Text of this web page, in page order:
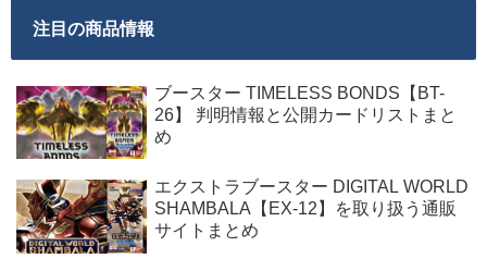
注目の商品情報
ブースター TIMELESS BONDS【BT-
26】 判明情報と公開カードリストまと
め
エクストラブースター DIGITAL WORLD
SHAMBALA【EX-12】を取り扱う通販
サイトまとめ